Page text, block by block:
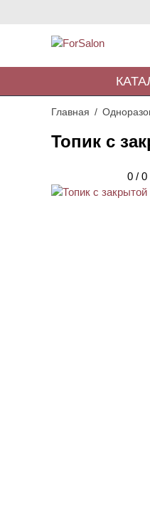
Главная
Топик с
0 / 0